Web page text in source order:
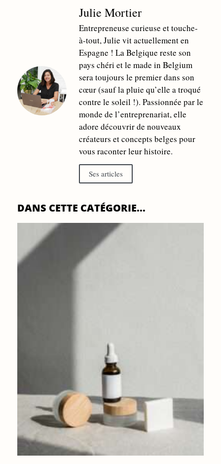
Julie Mortier
Entrepreneuse curieuse et touche-
à-tout, Julie vit actuellement en
Espagne ! La Belgique reste son
pays chéri et le made in Belgium
sera toujours le premier dans son
cœur (sauf la pluie qu’elle a troqué
contre le soleil !). Passionnée par le
monde de l’entreprenariat, elle
adore découvrir de nouveaux
créateurs et concepts belges pour
vous raconter leur histoire.
Ses articles
DANS CETTE CATÉGORIE...